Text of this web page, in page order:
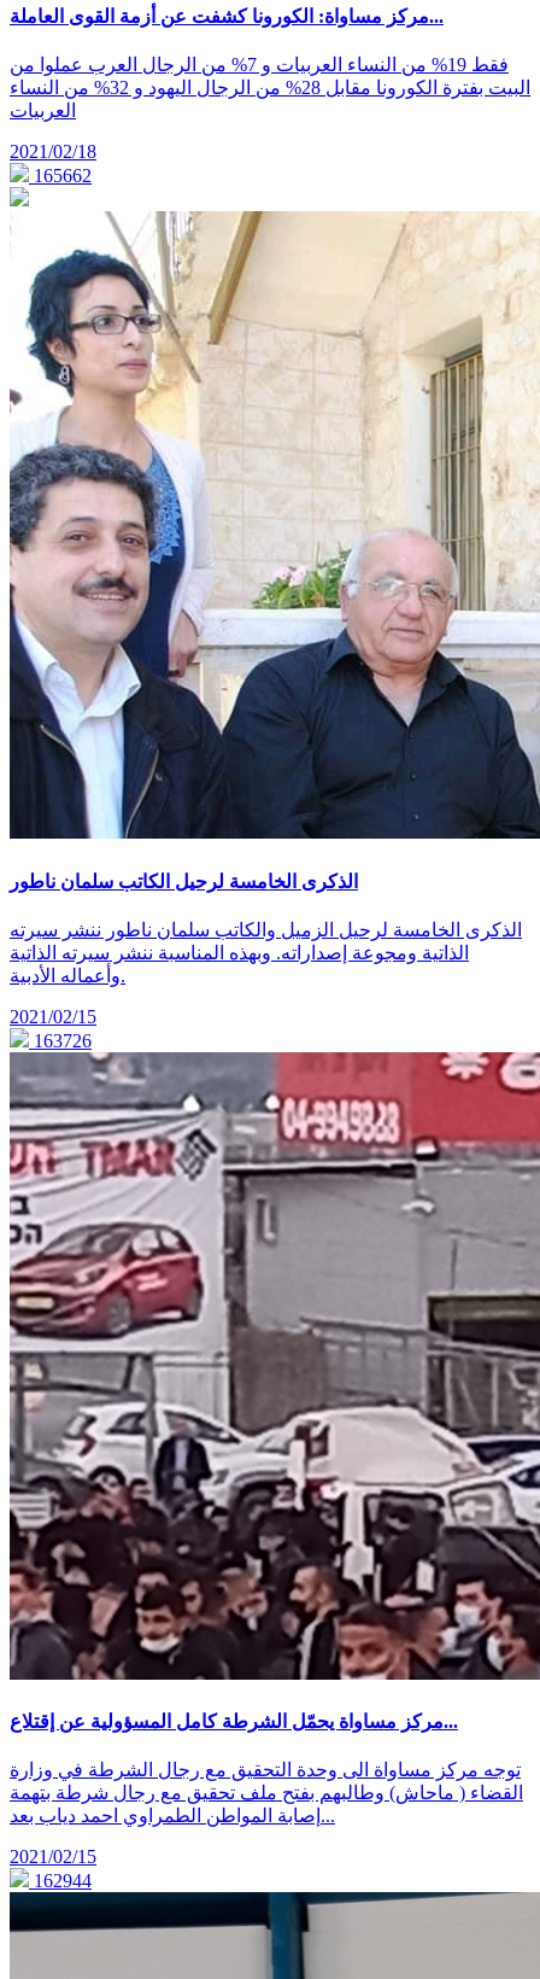
مركز مساواة: الكورونا كشفت عن أزمة القوى العاملة...
فقط 19% من النساء العربيات و 7% من الرجال العرب عملوا من
البيت بفترة الكورونا مقابل 28% من الرجال اليهود و 32% من النساء
العربيات
2021/02/18
165662
الذكرى الخامسة لرحيل الكاتب سلمان ناطور
الذكرى الخامسة لرحيل الزميل والكاتب سلمان ناطور ننشر سيرته
الذاتية ومجوعة إصداراته. وبهذه المناسبة ننشر سيرته الذاتية
وأعماله الأدبية.
2021/02/15
163726
مركز مساواة يحمّل الشرطة كامل المسؤولية عن إقتلاع...
توجه مركز مساواة الى وحدة التحقيق مع رجال الشرطة في وزارة
القضاء ( ماحاش) وطالبهم بفتح ملف تحقيق مع رجال شرطة بتهمة
إصابة المواطن الطمراوي احمد دياب بعد...
2021/02/15
162944